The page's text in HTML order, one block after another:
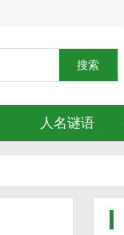
搜索
人名谜语